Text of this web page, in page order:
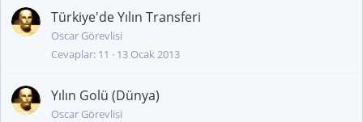
Türkiye'de Yılın Transferi
Oscar Görevlisi
Cevaplar 11 13 Ocak 2013
Yılın Golü (Dünya)
Oscar Görevlisi